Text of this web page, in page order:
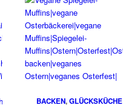
BACKEN,GLÜCKSKÜCHE